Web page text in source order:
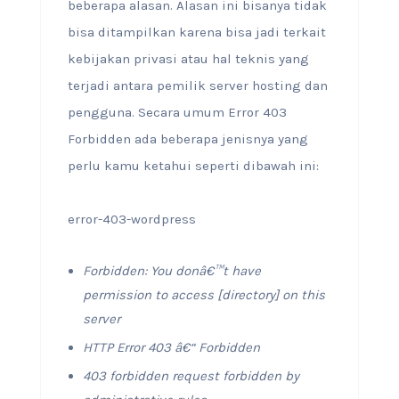
beberapa alasan. Alasan ini bisanya tidak
bisa ditampilkan karena bisa jadi terkait
kebijakan privasi atau hal teknis yang
terjadi antara pemilik server hosting dan
pengguna. Secara umum Error 403
Forbidden ada beberapa jenisnya yang
perlu kamu ketahui seperti dibawah ini:
error-403-wordpress
Forbidden: You donâ€™t have
permission to access [directory] on this
server
HTTP Error 403 â€“ Forbidden
403 forbidden request forbidden by